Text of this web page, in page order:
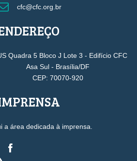
cfc@cfc.org.br
Quadra 5 Bloco J Lote 3 - Edifício CFC
Asa Sul - Brasília/DF
CEP: 70070-920
a área dedicada à imprensa.